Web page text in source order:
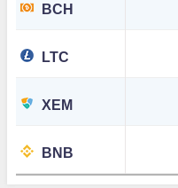
BCH
LTC
XEM
BNB